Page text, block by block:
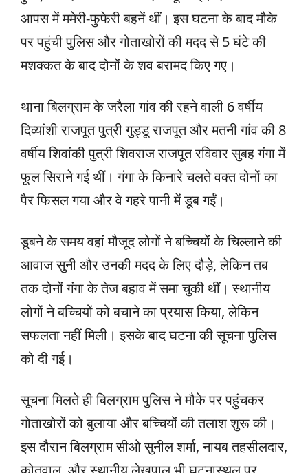
आपस में ममेरी-फुफेरी बहनें थीं। इस घटना के बाद मौके
पर पहुंची पुलिस और गोताखोरों की मदद से 5 घंटे की
मशक्कत के बाद दोनों के शव बरामद किए गए।
थाना बिलग्राम के जरैला गांव की रहने वाली 6 वर्षीय
दिव्यांशी राजपूत पुत्री गुड्डू राजपूत और मतनी गांव की 8
वर्षीय शिवांकी पुत्री शिवराज राजपूत रविवार सुबह गंगा में
फूल सिराने गई थीं। गंगा के किनारे चलते वक्त दोनों का
पैर फिसल गया और वे गहरे पानी में डूब गईं।
डूबने के समय वहां मौजूद लोगों ने बच्चियों के चिल्लाने की
आवाज सुनी और उनकी मदद के लिए दौड़े, लेकिन तब
तक दोनों गंगा के तेज बहाव में समा चुकी थीं। स्थानीय
लोगों ने बच्चियों को बचाने का प्रयास किया, लेकिन
सफलता नहीं मिली। इसके बाद घटना की सूचना पुलिस
को दी गई।
सूचना मिलते ही बिलग्राम पुलिस ने मौके पर पहुंचकर
गोताखोरों को बुलाया और बच्चियों की तलाश शुरू की।
इस दौरान बिलग्राम सीओ सुनील शर्मा, नायब तहसीलदार,